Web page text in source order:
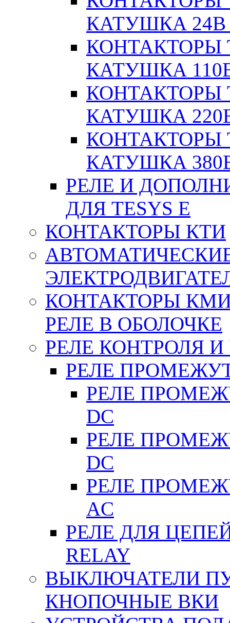
КАТУШКА 24В
КОНТАКТОРЫ
КАТУШКА
КОНТАКТОРЫ
КАТУШКА
КОНТАКТОРЫ
КАТУШКА
РЕЛЕ И
ДЛЯ TESYS E
КОНТАКТОРЫ КТИ
КОНТАКТОРЫ
РЕЛЕ В ОБОЛОЧКЕ
РЕЛЕ КОНТРОЛЯ
РЕЛЕ
РЕЛЕ
DC
РЕЛЕ
DC
РЕЛЕ
АC
РЕЛЕ ДЛЯ
RELAY
ВЫКЛЮЧАТЕЛИ
КНОПОЧНЫЕ ВКИ